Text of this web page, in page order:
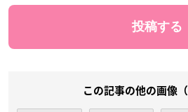
この記事の他の画像（